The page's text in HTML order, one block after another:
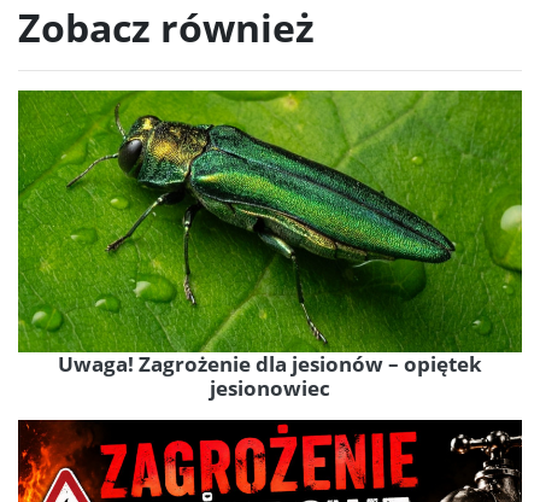
Zobacz również
Uwaga! Zagrożenie dla jesionów – opiętek
jesionowiec